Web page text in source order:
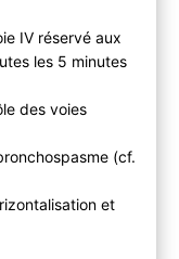
IV réservé aux
les 5 minutes
des voies
(cf.
et